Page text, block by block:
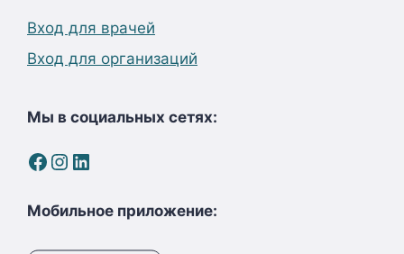
Вход для врачей
Вход для организаций
Мы в социальных сетях:
Facebook
Instagram
LinkedIn
Мобильное приложение: